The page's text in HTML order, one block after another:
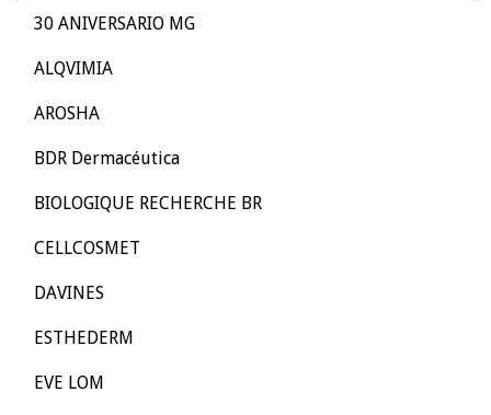
30 ANIVERSARIO MG
ALQVIMIA
AROSHA
BDR Dermacéutica
BIOLOGIQUE RECHERCHE BR
CELLCOSMET
DAVINES
ESTHEDERM
EVE LOM